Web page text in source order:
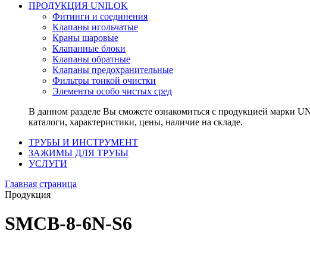
ПРОДУКЦИЯ UNILOK
Фитинги и соединения
Клапаны игольчатые
Краны шаровые
Клапанные блоки
Клапаны обратные
Клапаны предохранительные
Фильтры тонкой очистки
Элементы особо чистых сред
В данном разделе Вы сможете ознакомиться с продукцией марки
каталоги, характеристики, цены, наличие на складе.
ТРУБЫ И ИНСТРУМЕНТ
ЗАЖИМЫ ДЛЯ ТРУБЫ
УСЛУГИ
Главная страница
Продукция
SMCB-8-6N-S6